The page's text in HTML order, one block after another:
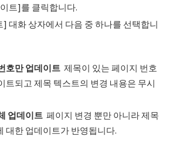
트]를 클릭합니다.
대화 상자에서 다음 중 하나를 선택합니
호만 업데이트 제목이 있는 페이지 번호
트되고 제목 텍스트의 변경 내용은 무시
업데이트 페이지 변경 뿐만 아니라 제목
대한 업데이트가 반영됩니다.